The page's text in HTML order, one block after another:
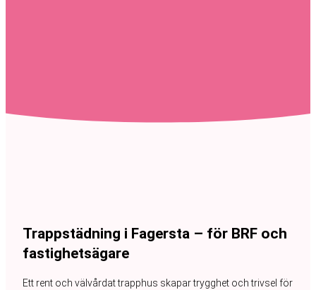
Trappstädning i Fagersta – för BRF och
fastighetsägare
Ett rent och välvårdat trapphus skapar trygghet och trivsel för